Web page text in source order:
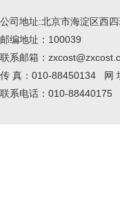
公司地址:北京市海淀区西
邮编地址：100039
联系邮箱：
传 真：010-88450134 网
联系电话：010-88440175